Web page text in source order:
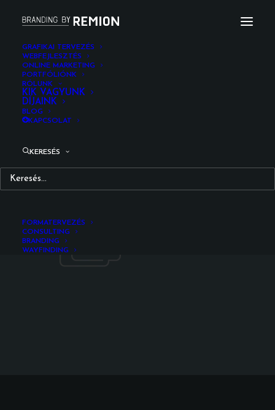
GRAFIKAI TERVEZÉS
WEBFEJLESZTÉS
ONLINE MARKETING
PORTFÓLIÓNK
RÓLUNK
KIK VAGYUNK
DÍJAINK
BLOG
KAPCSOLAT
KERESÉS
FORMATERVEZÉS
CONSULTING
BRANDING
WAYFINDING
brief_remion_design_branding_upd
Kezdőlap